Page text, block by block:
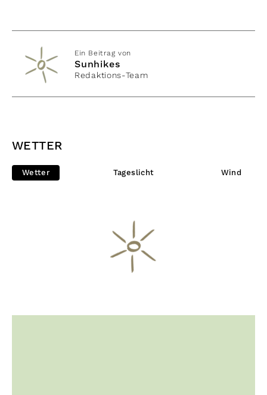
Ein Beitrag von
Sunhikes
Redaktions-Team
WETTER
Wetter Tageslicht Wind